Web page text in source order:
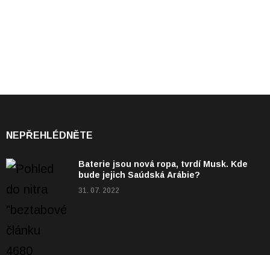
NEPŘEHLÉDNĚTE
Baterie jsou nová ropa, tvrdí Musk. Kde
bude jejich Saúdská Arábie?
31. 07. 2022